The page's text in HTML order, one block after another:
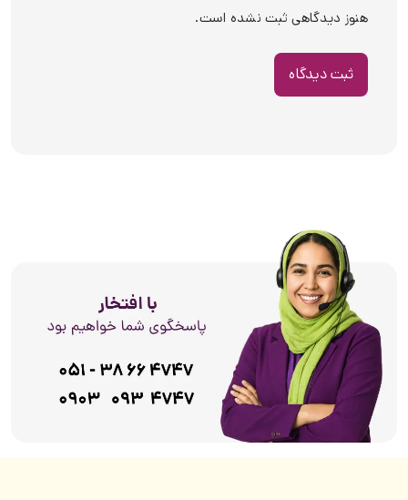
هنوز دیدگاهی ثبت نشده است.
ثبت دیدگاه